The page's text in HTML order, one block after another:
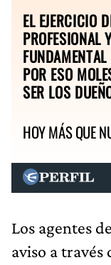
EL EJERCICIO
PROFESIONAL
POR ESO
SER LOS
HOY MÁS QUE
Los agentes
aviso a través